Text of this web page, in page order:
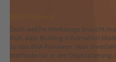
Doch welche Werkzeuge braucht
früh, dass Building Information
zu den BIM-Pionieren: Man
Methode nur in der Objektplanung,